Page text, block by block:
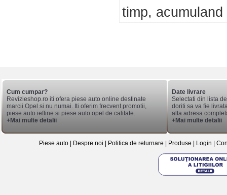
timp,
Cum cumpar?
Revizieshop.ro iti ofera piese auto online destinate
marcii Opel si nu numai. Iti oferim frecvent promotii,
piese auto ieftine si piese auto opel de calitate.
+Mai multe detalii
Date livrare
Selectati din lista
doriti sa va fie
alta adresa
+Mai multe detalii
Piese auto Despre noi Politica de returnare Produse Login